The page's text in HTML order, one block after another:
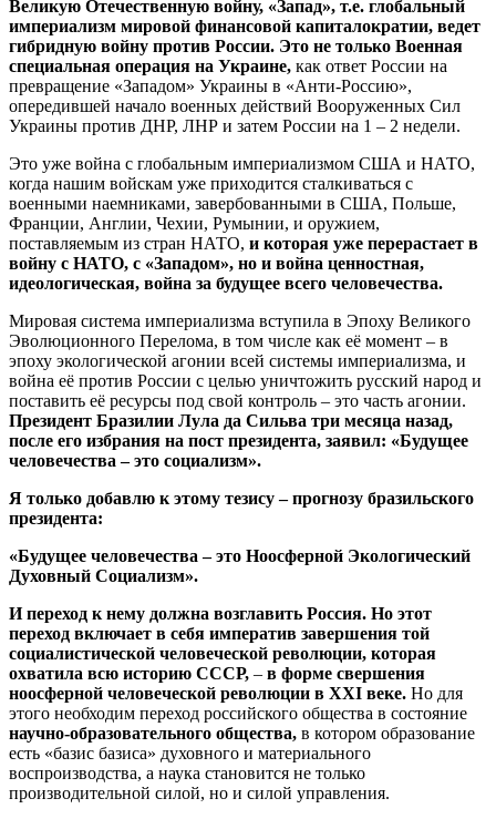
Великую Отечественную войну, «Запад», т.е. глобальный
империализм мировой финансовой капиталократии, ведет
гибридную войну против России. Это не только Военная
специальная операция на Украине, как ответ России на
превращение «Западом» Украины в «Анти-Россию»,
опередившей начало военных действий Вооруженных Сил
Украины против ДНР, ЛНР и затем России на 1 – 2 недели.
Это уже война с глобальным империализмом США и НАТО,
когда нашим войскам уже приходится сталкиваться с
военными наемниками, завербованными в США, Польше,
Франции, Англии, Чехии, Румынии, и оружием,
поставляемым из стран НАТО, и которая уже перерастает в
войну с НАТО, с «Западом», но и война ценностная,
идеологическая, война за будущее всего человечества.
Мировая система империализма вступила в Эпоху Великого
Эволюционного Перелома, в том числе как её момент – в
эпоху экологической агонии всей системы империализма, и
война её против России с целью уничтожить русский народ и
поставить её ресурсы под свой контроль – это часть агонии.
Президент Бразилии Лула да Сильва три месяца назад,
после его избрания на пост президента, заявил: «Будущее
человечества – это социализм».
Я только добавлю к этому тезису – прогнозу бразильского
президента:
«Будущее человечества – это Ноосферной Экологический
Духовный Социализм».
И переход к нему должна возглавить Россия. Но этот
переход включает в себя императив завершения той
социалистической человеческой революции, которая
охватила всю историю СССР, – в форме свершения
ноосферной человеческой революции в XXI веке. Но для
этого необходим переход российского общества в состояние
научно-образовательного общества, в котором образование
есть «базис базиса» духовного и материального
воспроизводства, а наука становится не только
производительной силой, но и силой управления.